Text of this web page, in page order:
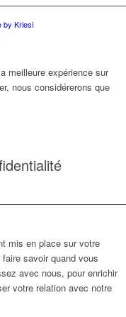
by Kriesi
meilleure expérience sur
nous considérerons que
mis en place sur votre
savoir quand vous
avec nous, pour enrichir
votre relation avec notre